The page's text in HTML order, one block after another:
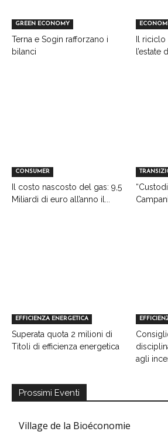
GREEN ECONOMY
Terna e Sogin rafforzano i
bilanci
Il riciclo
l’estate
CONSUMER
Il costo nascosto del gas: 9,5
Miliardi di euro all’anno il...
EFFICIENZA ENERGETICA
Superata quota 2 milioni di
Titoli di efficienza energetica
agli
Prossimi Eventi
Village de la Bioéconomie